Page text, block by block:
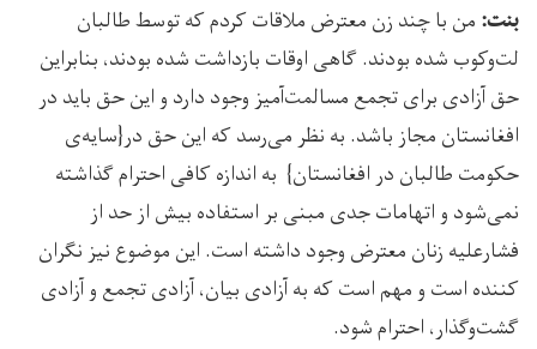
بنت: من با چند زن معترض ملاقات کردم که توسط طالبان
لت‌وکوب شده بودند. گاهی اوقات بازداشت شده بودند، بنابراین
حق آزادی برای تجمع مسالمت‌آمیز وجود دارد و این حق باید در
افغانستان مجاز باشد. به نظر می‌رسد که این حق در{سایه‌ی
حکومت طالبان در افغانستان} به اندازه کافی احترام گذاشته
نمی‌شود و اتهامات جدی مبنی بر استفاده بیش از حد از
فشارعلیه زنان معترض وجود داشته است. این موضوع نیز نگران
کننده است و مهم است که به آزادی بیان، آزادی تجمع و آزادی
گشت‌وگذار، احترام شود.